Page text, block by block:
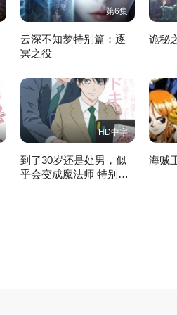
第6集
云深不知梦特别篇：逐
冥之役
诡秘
HD中字
到了30岁还是处男，似
乎会变成魔法师 特别编
海贼